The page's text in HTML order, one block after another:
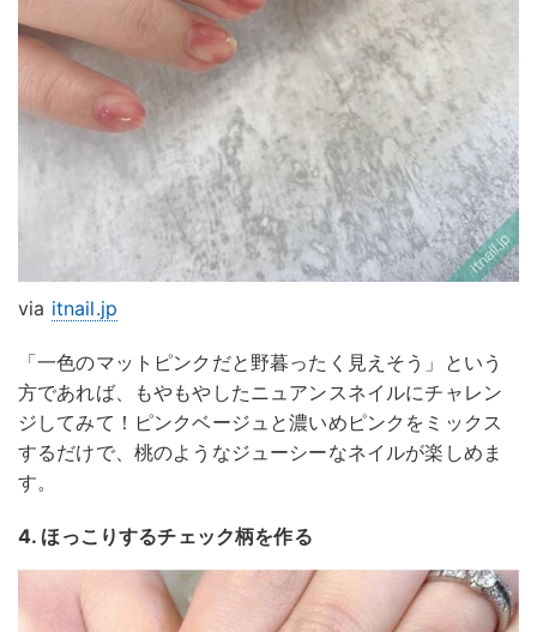
via itnail.jp
「一色のマットピンクだと野暮ったく見えそう」という
方であれば、もやもやしたニュアンスネイルにチャレン
ジしてみて！ピンクベージュと濃いめピンクをミックス
するだけで、桃のようなジューシーなネイルが楽しめま
す。
4. ほっこりするチェック柄を作る